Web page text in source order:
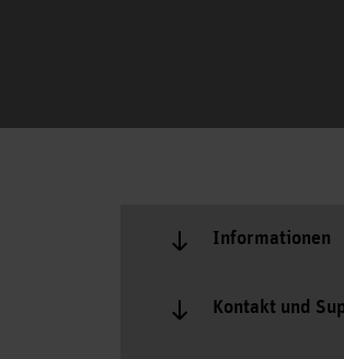
Informationen
Kontakt und